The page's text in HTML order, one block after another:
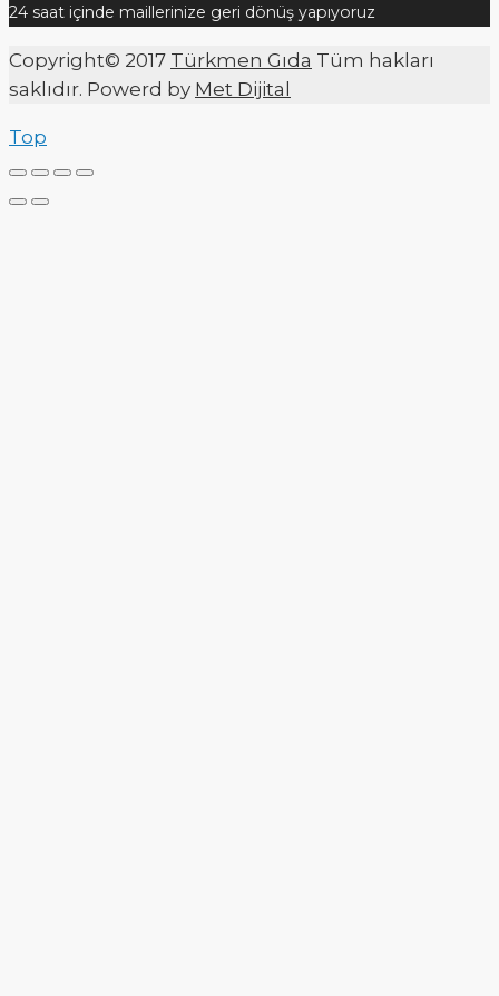
24 saat içinde maillerinize geri dönüş yapıyoruz
Copyright© 2017 Türkmen Gıda Tüm hakları
saklıdır. Powerd by Met Dijital
Top